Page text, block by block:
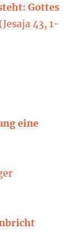
Gottes
(Jesaja 43, 1-
eine